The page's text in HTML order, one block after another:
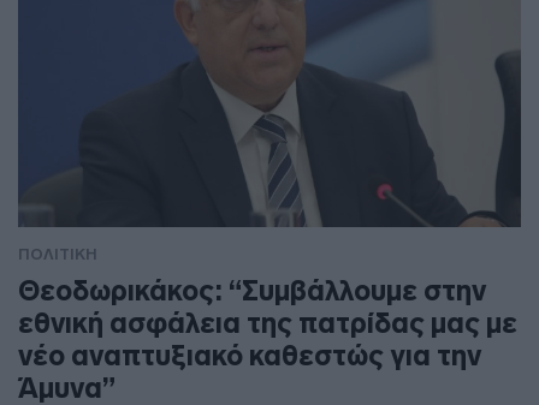
ΠΟΛΙΤΙΚΗ
Θεοδωρικάκος: “Συμβάλλουμε στην
εθνική ασφάλεια της πατρίδας μας με
νέο αναπτυξιακό καθεστώς για την
Άμυνα”